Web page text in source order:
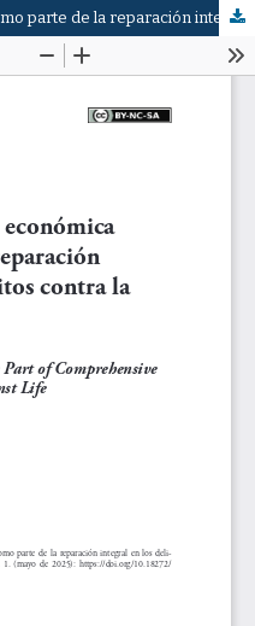
La indemnización económica como parte de la reparación integral en los delitos contra la vida